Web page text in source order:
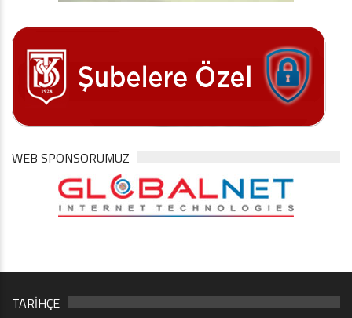
WEB SPONSORUMUZ
TARİHÇE